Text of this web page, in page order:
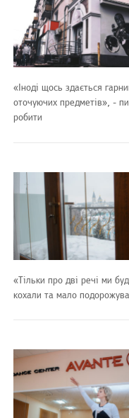
«Іноді щось здається
оточуючих предметів», -
робити
«Тільки про дві речі ми
кохали та мало